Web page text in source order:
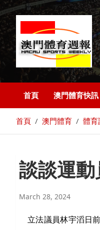
首頁 澳門體育快訊
首頁 澳門體育 體育
談談運
March 28, 2024
立法議員林宇滔日